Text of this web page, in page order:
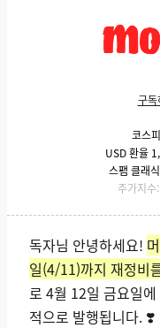
구독
코스
USD 환율
스팸 클래
주가지수
독자님 안녕하세요!
일(4/11)까지 재정비
로 4월 12일 금요일
적으로 발행됩니다. ❣️